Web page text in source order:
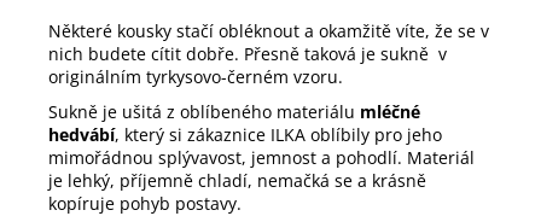
Některé kousky stačí obléknout a okamžitě víte, že se v
nich budete cítit dobře. Přesně taková je sukně v
originálním tyrkysovo-černém vzoru.
Sukně je ušitá z oblíbeného materiálu mléčné
hedvábí, který si zákaznice ILKA oblíbily pro jeho
mimořádnou splývavost, jemnost a pohodlí. Materiál
je lehký, příjemně chladí, nemačká se a krásně
kopíruje pohyb postavy.